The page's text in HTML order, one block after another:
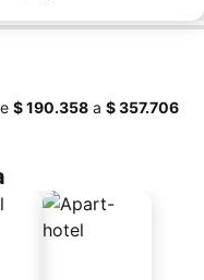
‎$ 190.358 a ‎$ 357.706